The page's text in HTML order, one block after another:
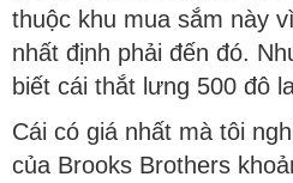
thuộc khu mua sắm này
nhất định phải đến đó.
biết cái thắt lưng 500 đô
Cái có giá nhất mà tôi
của Brooks Brothers